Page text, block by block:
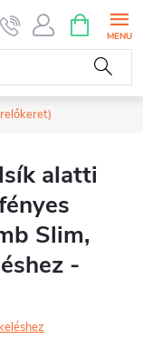
KOSÁR
alatti
Slim,
-